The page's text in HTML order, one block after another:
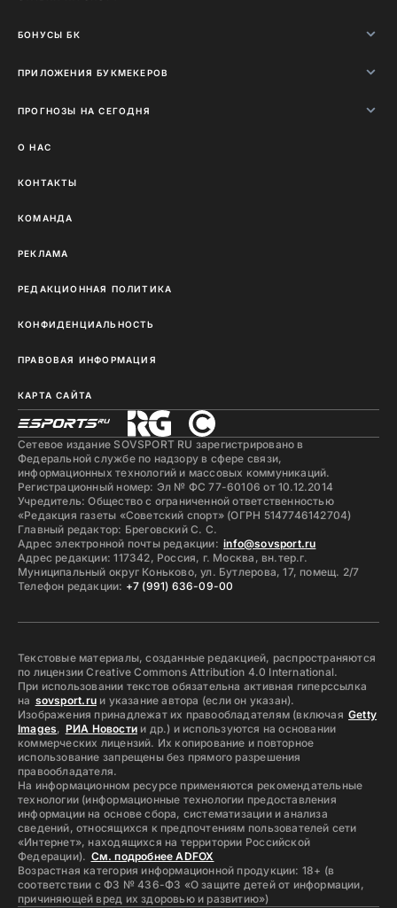
БОНУСЫ БК
ПРИЛОЖЕНИЯ БУКМЕКЕРОВ
ПРОГНОЗЫ НА СЕГОДНЯ
О НАС
КОНТАКТЫ
КОМАНДА
РЕКЛАМА
РЕДАКЦИОННАЯ ПОЛИТИКА
КОНФИДЕНЦИАЛЬНОСТЬ
ПРАВОВАЯ ИНФОРМАЦИЯ
КАРТА САЙТА
Сетевое издание SOVSPORT RU зарегистрировано в
Федеральной службе по надзору в сфере связи,
информационных технологий и массовых коммуникаций.
Регистрационный номер: Эл № ФС 77-60106 от 10.12.2014
Учредитель: Общество с ограниченной ответственностью
«Редакция газеты «Советский спорт» (ОГРН 5147746142704)
Главный редактор: Бреговский С. С.
Адрес электронной почты редакции: info@sovsport.ru
Адрес редакции: 117342, Россия, г. Москва, вн.тер.г.
Муниципальный округ Коньково, ул. Бутлерова, 17, помещ. 2/7
Телефон редакции: +7 (991) 636-09-00
Текстовые материалы, созданные редакцией, распространяются
по лицензии Creative Commons Attribution 4.0 International.
При использовании текстов обязательна активная гиперссылка
на sovsport.ruи указание автора (если он указан).
Изображения принадлежат их правообладателям (включая Getty
Images, РИА Новости и др.) и используются на основании
коммерческих лицензий. Их копирование и повторное
использование запрещены без прямого разрешения
правообладателя.
На информационном ресурсе применяются рекомендательные
технологии (информационные технологии предоставления
информации на основе сбора, систематизации и анализа
сведений, относящихся к предпочтениям пользователей сети
«Интернет», находящихся на территории Российской
Федерации). См. подробнее ADFOX
Возрастная категория информационной продукции: 18+ (в
соответствии с ФЗ № 436-ФЗ «О защите детей от информации,
причиняющей вред их здоровью и развитию»)